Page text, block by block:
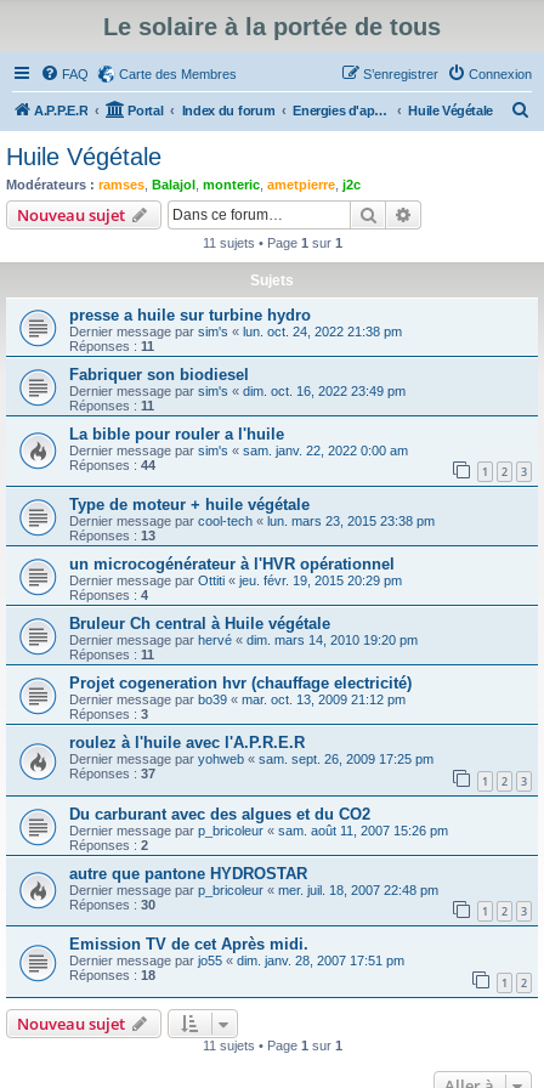
Le solaire à la portée de tous
FAQ Carte des Membres Connexion
S’enregistrer
A.P.P.E.R Portal Index du forum Energies d'appoint au solaire thermique, travaux d'isolation Huile Végétale
Huile Végétale
Modérateurs : ramses Balajol monteric ametpierre j2c
Nouveau sujet Rechercher
11 sujets • Page 1 sur 1
Sujets
presse a huile sur turbine hydro
Dernier message par sim's « lun. oct. 24, 2022 21:38 pm
Réponses : 11
Fabriquer son biodiesel
Dernier message par sim's « dim. oct. 16, 2022 23:49 pm
Réponses : 11
La bible pour rouler a l'huile
Dernier message par sim's « sam. janv. 22, 2022 0:00 am
Réponses : 44 1 2 3
Type de moteur + huile végétale
Dernier message par cool-tech « lun. mars 23, 2015 23:38 pm
Réponses : 13
un microcogénérateur à l'HVR opérationnel
Dernier message par Ottiti « jeu. févr. 19, 2015 20:29 pm
Réponses : 4
Bruleur Ch central à Huile végétale
Dernier message par hervé « dim. mars 14, 2010 19:20 pm
Réponses : 11
Projet cogeneration hvr (chauffage electricité)
Dernier message par bo39 « mar. oct. 13, 2009 21:12 pm
Réponses : 3
roulez à l'huile avec l'A.P.R.E.R
Dernier message par yohweb « sam. sept. 26, 2009 17:25 pm
Réponses : 37 1 2 3
Du carburant avec des algues et du CO2
Dernier message par p_bricoleur « sam. août 11, 2007 15:26 pm
Réponses : 2
autre que pantone HYDROSTAR
Dernier message par p_bricoleur « mer. juil. 18, 2007 22:48 pm
Réponses : 30 1 2 3
Emission TV de cet Après midi.
Dernier message par jo55 « dim. janv. 28, 2007 17:51 pm
Réponses : 18 1 2
Nouveau sujet
11 sujets • Page 1 sur 1